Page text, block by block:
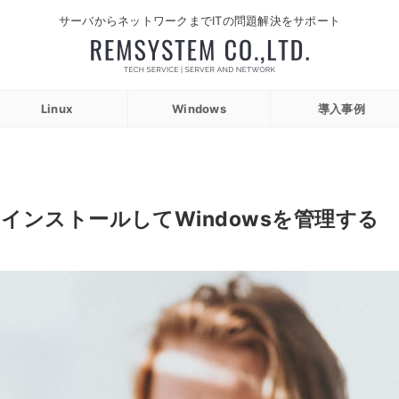
サーバからネットワークまでITの問題解決をサポート
Linux Windows 導入事例
ンストールしてWindowsを管理する